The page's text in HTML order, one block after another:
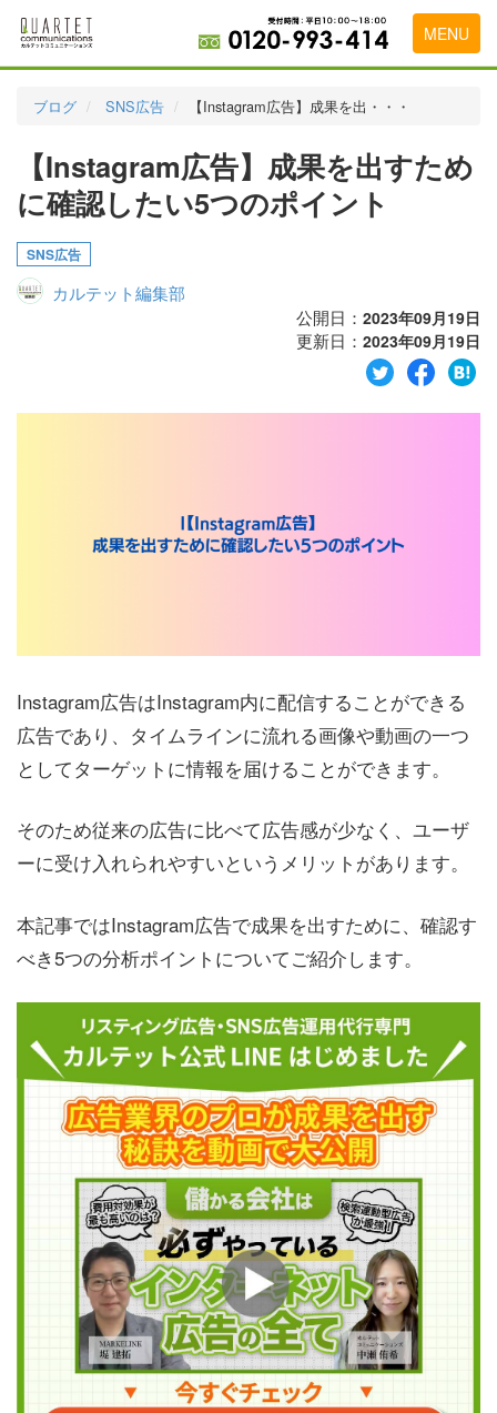
MENU
実績・お客様の声
初めて導入をお考えの方
代理店の乗り換えをお考えの方
会社概要
ブログ SNS広告 【Instagram広告】成果を出・・・
【Instagram広告】成果を出すため
に確認したい5つのポイント
SNS広告
カルテット編集部
公開日： 2023年09月19日
更新日： 2023年09月19日
Instagram広告はInstagram内に配信することができる
広告であり、タイムラインに流れる画像や動画の一つ
としてターゲットに情報を届けることができます。
そのため従来の広告に比べて広告感が少なく、ユーザ
ーに受け入れられやすいというメリットがあります。
本記事ではInstagram広告で成果を出すために、確認す
べき5つの分析ポイントについてご紹介します。